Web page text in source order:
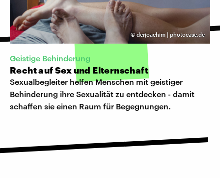
©derjoachim | photocase.de
Geistige Behinderung
Recht auf Sex und Elternschaft
Sexualbegleiter helfen Menschen mit geistiger
Behinderung ihre Sexualität zu entdecken - damit
schaffen sie einen Raum für Begegnungen.